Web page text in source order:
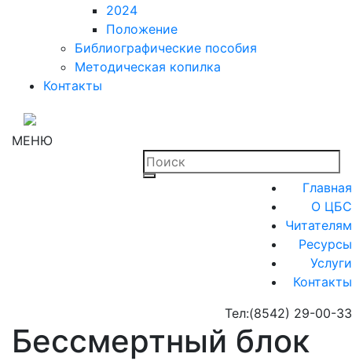
2024
Положение
Библиографические пособия
Методическая копилка
Контакты
МЕНЮ
Главная
О ЦБС
Читателям
Ресурсы
Услуги
Контакты
Тел:(8542) 29-00-33
Бессмертный блок